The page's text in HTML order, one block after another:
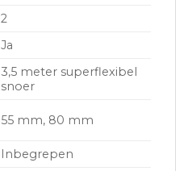
2
Ja
3,5 meter superflexibel
snoer
55 mm, 80 mm
Inbegrepen